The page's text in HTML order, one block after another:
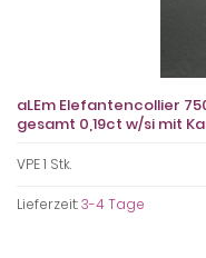
aLEm Elefantencollier
gesamt 0,19ct w/si mit
VPE 1 Stk.
Lieferzeit:3-4 Tage